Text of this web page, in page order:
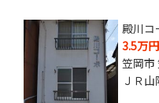
殿川コ
3.5万円
笠岡市
ＪＲ